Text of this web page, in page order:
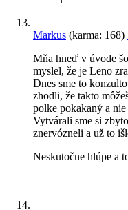
Markus (karma: 168)
Mňa hneď v úvode
myslel, že je Leno
Dnes sme to
zhodli, že takto
polke pokakaný a
Vytvárali sme si
znervózneli a už to
Neskutočne hlúpe a
|